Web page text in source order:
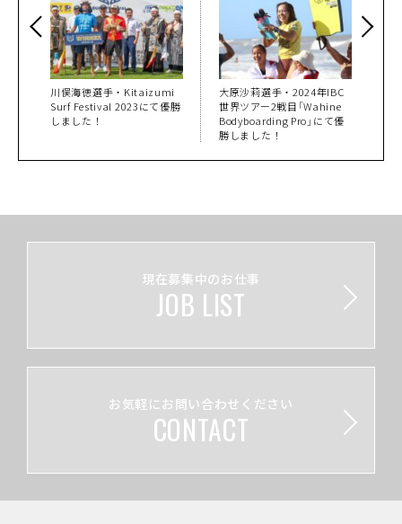
川俣海徳選手・Kitaizumi
Surf Festival 2023にて優勝
しました！
大原沙莉選手・2024年IBC
世界ツアー2戦目「Wahine
Bodyboarding Pro」にて優
勝しました！
現在募集中のお仕事
JOB LIST
お気軽にお問い合わせください
CONTACT